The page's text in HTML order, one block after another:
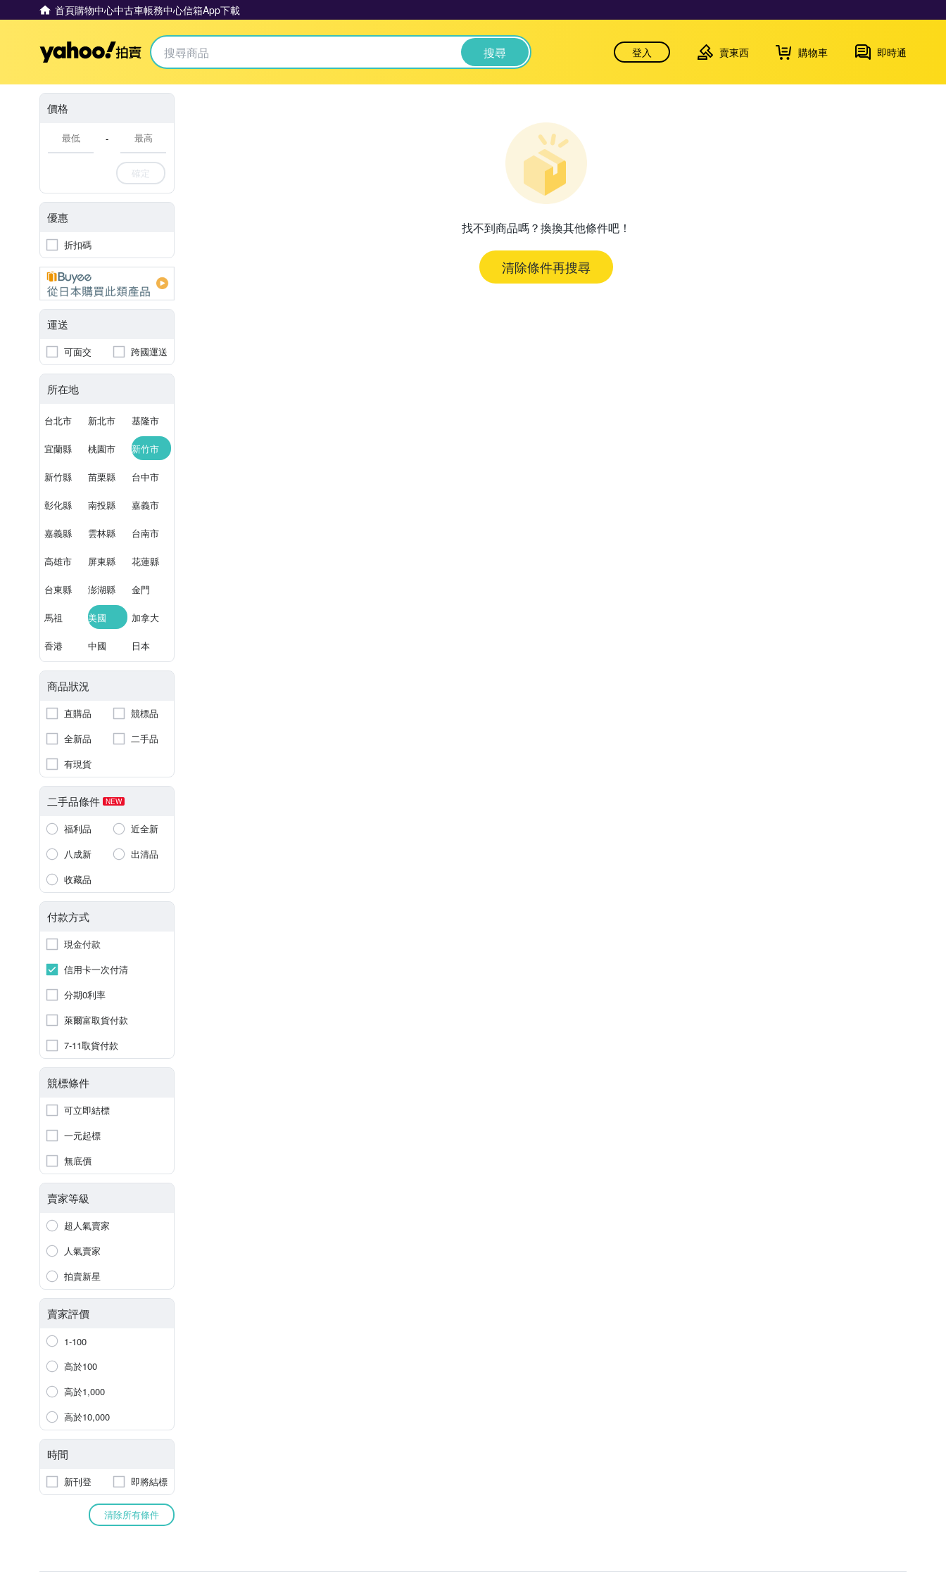
首頁購物中心中古車帳務中心信箱App下載
Yahoo拍賣 搜尋 登入 賣東西 購物車 即時通
價格
-
確定
優惠
折扣碼
運送
可面交 跨國運送
所在地
台北市 新北市 基隆市
宜蘭縣 桃園市 新竹市
新竹縣 苗栗縣 台中市
彰化縣 南投縣 嘉義市
嘉義縣 雲林縣 台南市
高雄市 屏東縣 花蓮縣
台東縣 澎湖縣 金門
馬祖 美國 加拿大
香港 中國 日本
商品狀況
直購品
競標品
全新品
二手品
有現貨
二手品條件 NEW
福利品
近全新
八成新
出清品
收藏品
付款方式
現金付款
信用卡一次付清
分期0利率
萊爾富取貨付款
7-11取貨付款
競標條件
可立即結標
一元起標
無底價
賣家等級
超人氣賣家
人氣賣家
拍賣新星
賣家評價
1-100
高於100
高於1,000
高於10,000
時間
新刊登 即將結標
清除所有條件
找不到商品嗎？換換其他條件吧！
清除條件再搜尋